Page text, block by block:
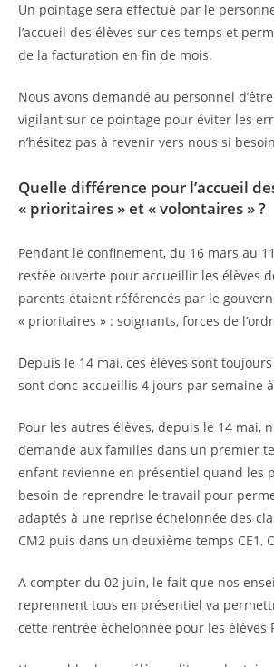
Un pointage sera effectué par le
l’accueil des élèves sur ces temps et
de la facturation en fin de mois.
Nous avons demandé au personnel
vigilant sur ce pointage pour éviter les
n’hésitez pas à revenir vers nous si
Quelle différence pour l’accueil
« prioritaires » et « volontaires » ?
Pendant le confinement, du 16 mars au
restée ouverte pour accueillir les élèves
parents étaient référencés par le
« prioritaires » : soignants, forces de
Depuis le 14 mai, ces élèves sont
sont donc accueillis 4 jours par semaine à
Pour les autres élèves, depuis le 14 mai,
demandé aux familles dans un premier
enfant revienne en présentiel quand les
besoin de reprendre le travail pour
adaptés à une reprise échelonnée des
CM2 puis dans un deuxième temps CE1,
A compter du 02 juin, le fait que nos
reprennent tous en présentiel va
cette rentrée échelonnée pour les élèves